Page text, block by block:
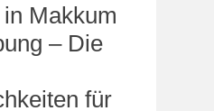
Makkum
– Die
für